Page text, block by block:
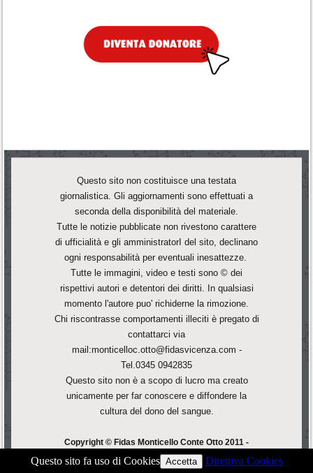
Questo sito non costituisce una testata
giornalistica. Gli aggiornamenti sono effettuati a
seconda della disponibilità del materiale.
Tutte le notizie pubblicate non rivestono carattere
di ufficialità e gli amministratorI del sito, declinano
ogni responsabilità per eventuali inesattezze.
Tutte le immagini, video e testi sono © dei
rispettivi autori e detentori dei diritti. In qualsiasi
momento l'autore puo' richiderne la rimozione.
Chi riscontrasse comportamenti illeciti è pregato di
contattarci via
mail:monticelloc.otto@fidasvicenza.com -
Tel.0345 0942835
Questo sito non è a scopo di lucro ma creato
unicamente per far conoscere e diffondere la
cultura del dono del sangue.
Copyright © Fidas Monticello Conte Otto 2011 -
F.Corà - All Rights Reserved.
Questo sito fa uso di Cookies Accetta Direttiva Cookies